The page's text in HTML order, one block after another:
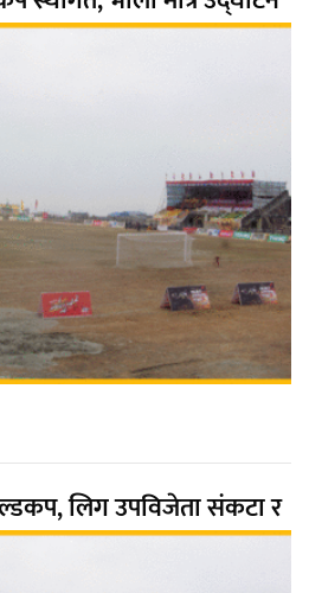
लिग उपविजेता संकटा र